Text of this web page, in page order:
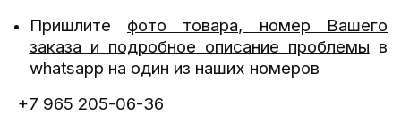
Пришлите фото товара, номер Вашего
заказа и подробное описание проблемы в
whatsapp на один из наших номеров
+7 965 205-06-36